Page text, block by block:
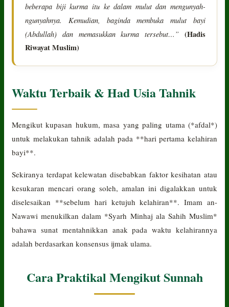
beberapa biji kurma itu ke dalam mulut dan mengunyah-
ngunyahnya. Kemudian, baginda membuka mulut bayi
(Abdullah) dan memasukkan kurma tersebut…” (Hadis
Riwayat Muslim)
Waktu Terbaik & Had Usia Tahnik
Mengikut kupasan hukum, masa yang paling utama (*afdal*)
untuk melakukan tahnik adalah pada **hari pertama kelahiran
bayi**.
Sekiranya terdapat kelewatan disebabkan faktor kesihatan atau
kesukaran mencari orang soleh, amalan ini digalakkan untuk
diselesaikan **sebelum hari ketujuh kelahiran**. Imam an-
Nawawi menukilkan dalam *Syarh Minhaj ala Sahih Muslim*
bahawa sunat mentahnikkan anak pada waktu kelahirannya
adalah berdasarkan konsensus ijmak ulama.
Cara Praktikal Mengikut Sunnah